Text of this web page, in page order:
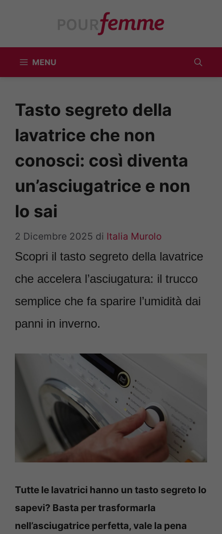
MENU
Tasto segreto della
lavatrice che non
conosci: così diventa
un’asciugatrice e non
lo sai
2 Dicembre 2025 di Italia Murolo
Scopri il tasto segreto della lavatrice
che accelera l’asciugatura: il trucco
semplice che fa sparire l’umidità dai
panni in inverno.
Tutte le lavatrici hanno un tasto segreto lo
sapevi? Basta per trasformarla
nell’asciugatrice perfetta, vale la pena